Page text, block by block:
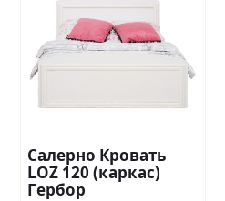
Салерно Кровать
LOZ 120 (каркас)
Гербор